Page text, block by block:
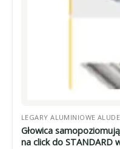
LEGARY ALUMINIOWE
Głowica
na click do STANDARD